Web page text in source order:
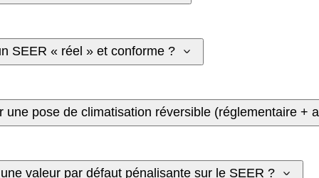
SEER « réel » et conforme ?
pose de climatisation réversible (réglementaire +
valeur par défaut pénalisante sur le SEER ?